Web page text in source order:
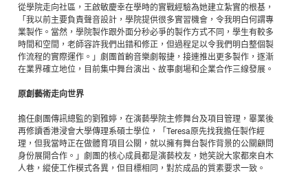
從學院走向社區，王啟敏慶幸在學時的實戰經驗為她建立紮實的根基，
「我以前主要負責聲音設計，學院提供很多實習機會，令我明白何謂專
業製作。當然，學院製作跟外面分秒必爭的製作方式不同，學生有較多
時間和空間，老師容許我們出錯和修正，但過程足以令我們明白整個製
作流程的實際運作。」劇團首齣音樂劇報捷，接連推出更多製作，逐漸
在業界確立地位，目前集中舞台演出、故事劇場和企業合作三線發展。
原創藝術走向世界
擔任劇團傳訊總監的劉雅婷，在演藝學院主修舞台及項目管理，畢業後
再修讀香港浸會大學傳理系碩士學位，「Teresa原先找我擔任製作經
理，但我當時正在做體育項目公關，就以擁有舞台製作背景的公關顧問
身份展開合作。」劇團的核心成員都是演藝校友，她笑說大家都來自木
人巷，縱使工作模式各異，但目標相同，對於成品的質素要求一致。